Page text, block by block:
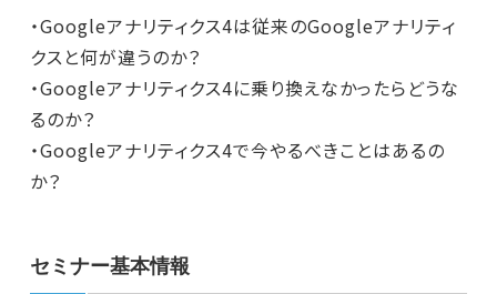
・Googleアナリティクス4は従来のGoogleアナリティ
クスと何が違うのか？
・Googleアナリティクス4に乗り換えなかったらどうな
るのか？
・Googleアナリティクス4で今やるべきことはあるの
か？
セミナー基本情報